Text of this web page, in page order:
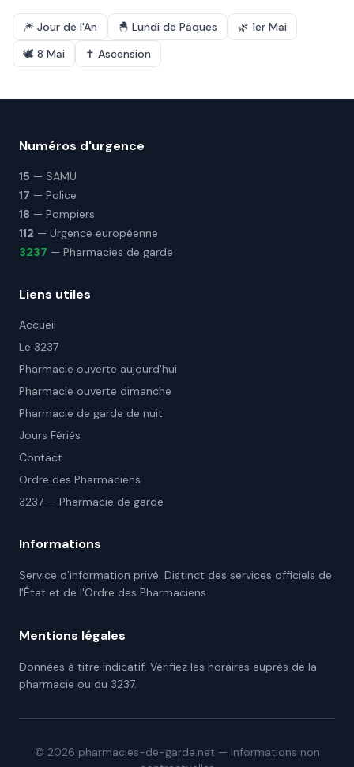
🎆 Jour de l'An 🐣 Lundi de Pâques 🌿 1er Mai
🕊️ 8 Mai ✝️ Ascension
Numéros d'urgence
15 — SAMU
17 — Police
18 — Pompiers
112 — Urgence européenne
3237 — Pharmacies de garde
Liens utiles
Accueil
Le 3237
Pharmacie ouverte aujourd'hui
Pharmacie ouverte dimanche
Pharmacie de garde de nuit
Jours Fériés
Contact
Ordre des Pharmaciens
3237 — Pharmacie de garde
Informations
Service d'information privé. Distinct des services officiels de
l'État et de l'Ordre des Pharmaciens.
Mentions légales
Données à titre indicatif. Vérifiez les horaires auprès de la
pharmacie ou du 3237.
© 2026 pharmacies-de-garde.net — Informations non